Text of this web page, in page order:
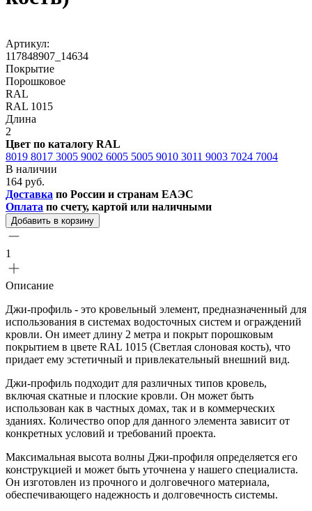
Артикул:
117848907_14634
Покрытие
Порошковое
RAL
RAL 1015
Длина
2
Цвет по каталогу RAL
8019 8017 3005 9002 6005 5005 9010 3011 9003 7024 7004
В наличии
164 руб.
Доставка по России и странам ЕАЭС
Оплата по счету, картой или наличными
Добавить в корзину
1
Описание
Джи-профиль - это кровельный элемент, предназначенный для
использования в системах водосточных систем и ограждений
кровли. Он имеет длину 2 метра и покрыт порошковым
покрытием в цвете RAL 1015 (Светлая слоновая кость), что
придает ему эстетичный и привлекательный внешний вид.
Джи-профиль подходит для различных типов кровель,
включая скатные и плоские кровли. Он может быть
использован как в частных домах, так и в коммерческих
зданиях. Количество опор для данного элемента зависит от
конкретных условий и требований проекта.
Максимальная высота волны Джи-профиля определяется его
конструкцией и может быть уточнена у нашего специалиста.
Он изготовлен из прочного и долговечного материала,
обеспечивающего надежность и долговечность системы.